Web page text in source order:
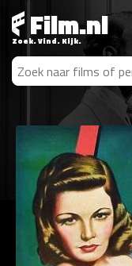
Film.nl
Zoek. Vind. Kijk.